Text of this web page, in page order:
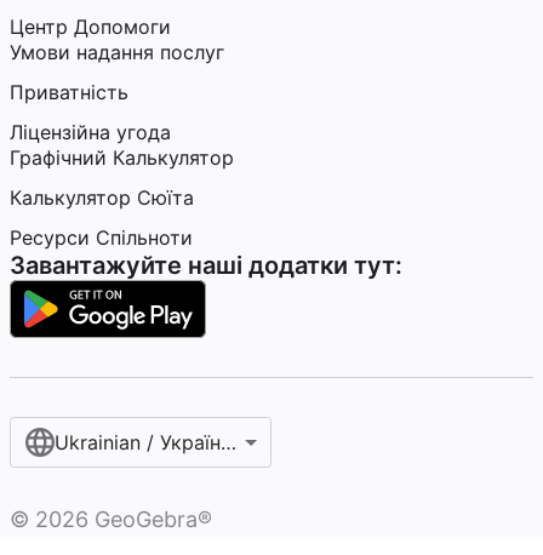
Центр Допомоги
Умови надання послуг
Приватність
Ліцензійна угода
Графічний Калькулятор
Калькулятор Сюїта
Ресурси Спільноти
Завантажуйте наші додатки тут:
Ukrainian / Українська мова‎
© 2026 GeoGebra®